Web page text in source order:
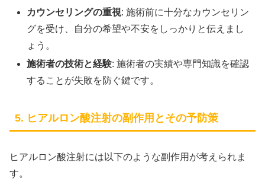
カウンセリングの重視: 施術前に十分なカウンセリン
グを受け、自分の希望や不安をしっかりと伝えまし
ょう。
施術者の技術と経験: 施術者の実績や専門知識を確認
することが失敗を防ぐ鍵です。
5. ヒアルロン酸注射の副作用とその予防策
ヒアルロン酸注射には以下のような副作用が考えられま
す。